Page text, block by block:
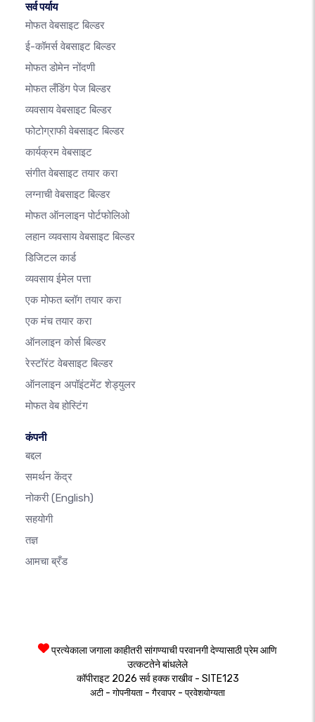
सर्व पर्याय
मोफत वेबसाइट बिल्डर
ई-कॉमर्स वेबसाइट बिल्डर
मोफत डोमेन नोंदणी
मोफत लँडिंग पेज बिल्डर
व्यवसाय वेबसाइट बिल्डर
फोटोग्राफी वेबसाइट बिल्डर
कार्यक्रम वेबसाइट
संगीत वेबसाइट तयार करा
लग्नाची वेबसाइट बिल्डर
मोफत ऑनलाइन पोर्टफोलिओ
लहान व्यवसाय वेबसाइट बिल्डर
डिजिटल कार्ड
व्यवसाय ईमेल पत्ता
एक मोफत ब्लॉग तयार करा
एक मंच तयार करा
ऑनलाइन कोर्स बिल्डर
रेस्टॉरंट वेबसाइट बिल्डर
ऑनलाइन अपॉइंटमेंट शेड्युलर
मोफत वेब होस्टिंग
कंपनी
बद्दल
समर्थन केंद्र
नोकरी(English)
सहयोगी
तज्ञ
आमचा ब्रँड
प्रत्येकाला जगाला काहीतरी सांगण्याची परवानगी देण्यासाठी प्रेम आणि
उत्कटतेने बांधलेले
कॉपीराइट 2026 सर्व हक्क राखीव - SITE123
अटी -गोपनीयता -गैरवापर -प्रवेशयोग्यता